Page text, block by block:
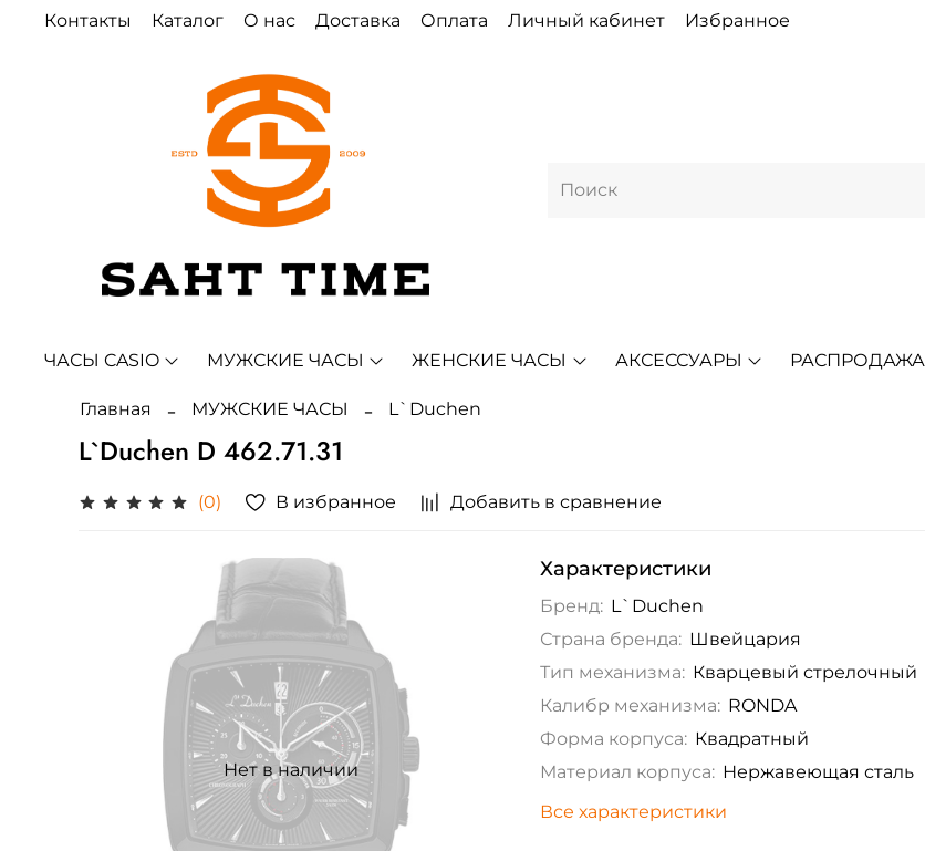
Контакты Каталог О нас Доставка Оплата Личный кабинет Избранное
ЧАСЫ CASIO МУЖСКИЕ ЧАСЫ ЖЕНСКИЕ ЧАСЫ АКСЕССУАРЫ РАСПРОДАЖА
Главная МУЖСКИЕ ЧАСЫ L`Duchen
L`Duchen D 462.71.31
(0) В избранное Добавить в сравнение
Нет в наличии
Характеристики
Бренд: L`Duchen
Страна бренда: Швейцария
Тип механизма: Кварцевый стрелочный
Калибр механизма: RONDA
Форма корпуса: Квадратный
Материал корпуса: Нержавеющая сталь
Все характеристики